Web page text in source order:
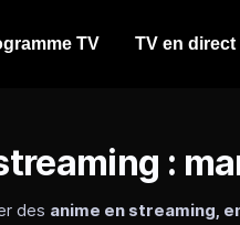
TV TV en direct
:
des anime en streaming,